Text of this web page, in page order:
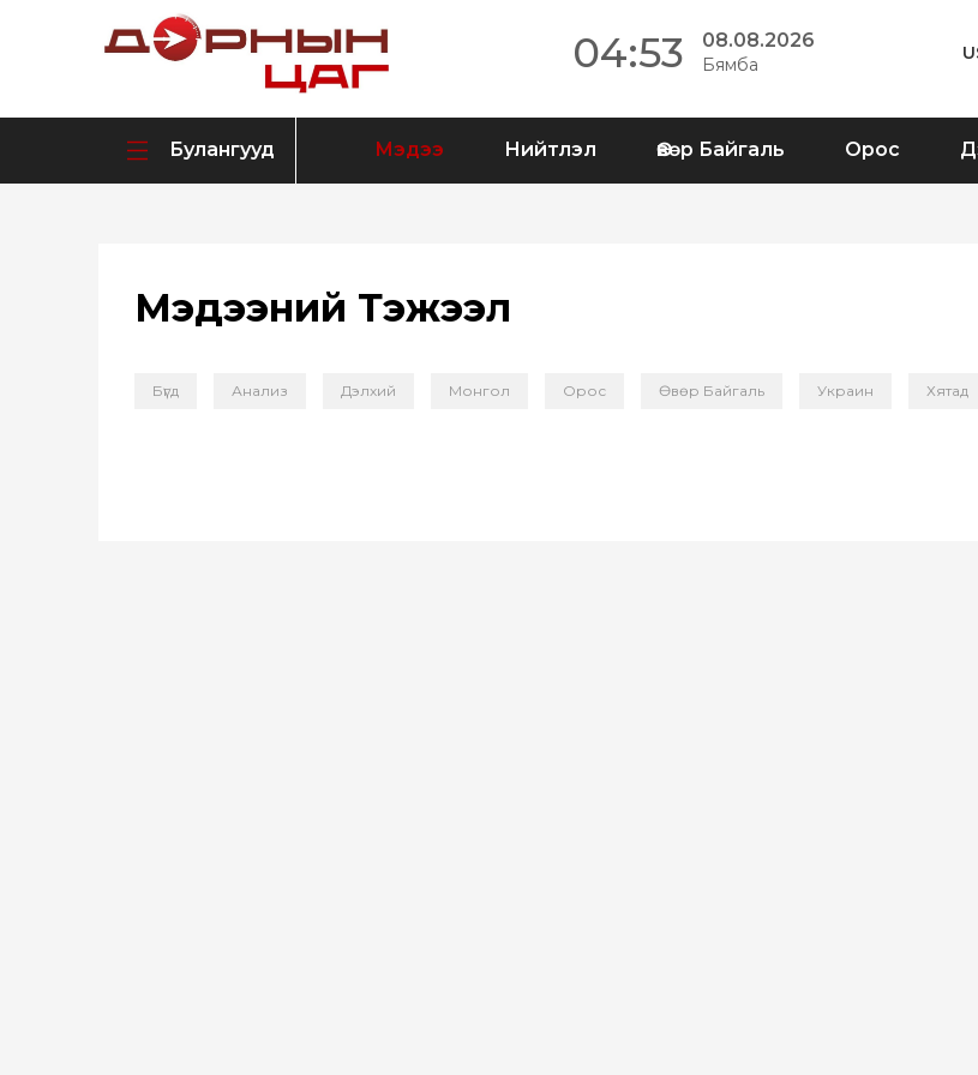
04:53 08.08.2026
Бямба
Булангууд Мэдээ Нийтлэл Өвөр Байгаль Орос
Мэдээний Тэжээл
Бүгд Анализ Дэлхий Монгол Орос Өвөр Байгаль Украин Хятад